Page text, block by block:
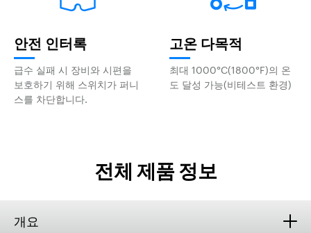
안전 인터록
급수 실패 시 장비와 시편을
보호하기 위해 스위치가 퍼니
스를 차단합니다.
고온 다목적
최대 1000°C(1800°F)의 온
도 달성 가능(비테스트 환경)
전체 제품 정보
개요